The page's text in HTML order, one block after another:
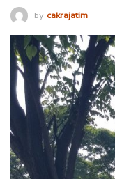
by cakrajatim